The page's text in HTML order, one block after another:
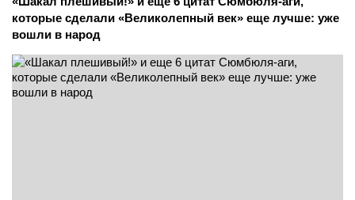
которые сделали «Великолепный век» еще лучше: уже
вошли в народ